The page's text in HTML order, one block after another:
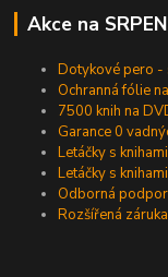
Akce na
Dotykové pero -
Ochranná fólie
7500 knih na
Garance 0
Letáčky s
Letáčky s
Odborná
Rozšířená